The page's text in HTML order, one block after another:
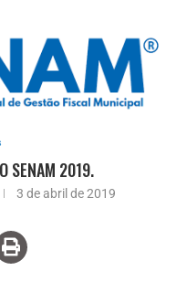
SENAM 2019.
3 de abril de 2019